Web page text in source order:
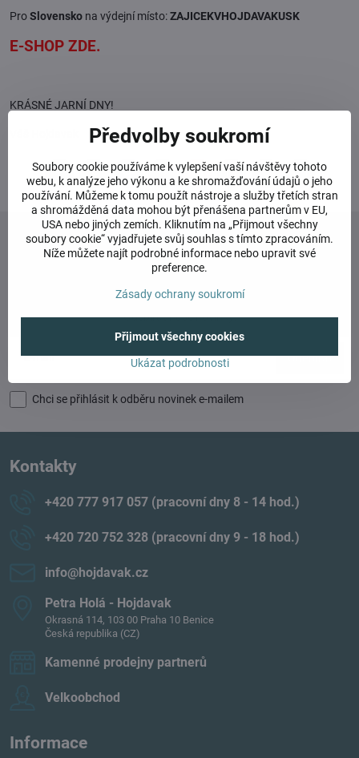
ProSlovensko na výdejní místo:ZAJICEKVHOJDAVAKUSK
E-SHOP ZDE.
KRÁSNÉ JARNÍ DNY!
FacebookTwitterBlueskyPinterestRedditLinkedInWhatsApp
E-
mail
Newsletter
Odebírat naše novinky:
Odebírat
Chci se přihlásit k odběru novinek e-mailem
Kontakty
+420 777 917 057 (pracovní dny 8 - 14 hod​.)
+420 720 752 328 (pracovní dny 9 - 18 hod​.)
info​@hojdavak​.cz
Petra Holá - Hojdavak
Okrasná 114, 103 00 Praha 10 Benice
Česká republika (CZ)
Kamenné prodejny partnerů
Velkoobchod
Informace
Předvolby soukromí
Soubory cookie používáme k vylepšení vaší návštěvy tohoto
webu, k analýze jeho výkonu a ke shromažďování údajů o jeho
používání. Můžeme k tomu použít nástroje a služby třetích stran
a shromážděná data mohou být přenášena partnerům v EU,
USA nebo jiných zemích. Kliknutím na „Přijmout všechny
soubory cookie“ vyjadřujete svůj souhlas s tímto zpracováním.
Níže můžete najít podrobné informace nebo upravit své
preference.
Zásady ochrany soukromí
Ukázat podrobnosti
Přijmout všechny cookies